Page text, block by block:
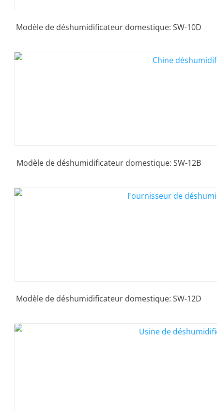
Modèle de déshumidificateur domestique: SW-10D
Modèle de déshumidificateur domestique: SW-12B
Modèle de déshumidificateur domestique: SW-12D